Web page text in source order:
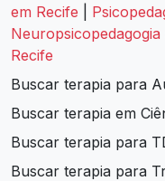
em Recife
Neuropsicopedagogia
Recife
Buscar terapia para
Buscar terapia em
Buscar terapia para
Buscar terapia para